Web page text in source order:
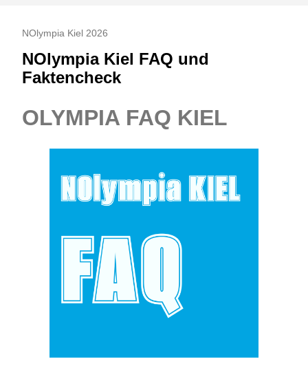
NOlympia Kiel 2026
NOlympia Kiel FAQ und
Faktencheck
OLYMPIA FAQ KIEL